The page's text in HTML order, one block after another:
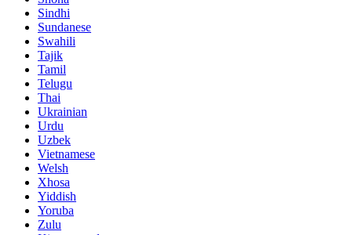
Sindhi
Sundanese
Swahili
Tajik
Tamil
Telugu
Thai
Ukrainian
Urdu
Uzbek
Vietnamese
Welsh
Xhosa
Yiddish
Yoruba
Zulu